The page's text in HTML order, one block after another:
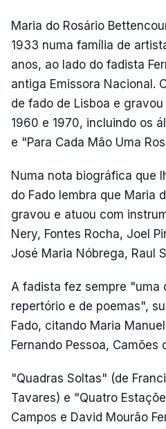
Maria do Rosário
1933 numa família de
anos, ao lado do fadista
antiga Emissora Nacional.
de fado de Lisboa e
1960 e 1970, incluindo os
e "Para Cada Mão Uma
Numa nota biográfica que
do Fado lembra que Maria
gravou e atuou com
Nery, Fontes Rocha, Joel
José Maria Nóbrega, Raul
A fadista fez sempre "uma
repertório e de poemas",
Fado, citando Maria
Fernando Pessoa, Camões
"Quadras Soltas" (de
Tavares) e "Quatro
Campos e David Mourão